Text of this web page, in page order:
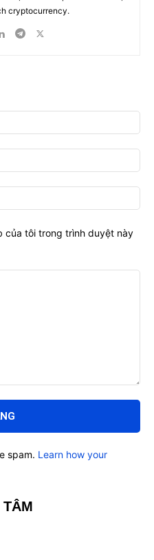
cryptocurrency.
của tôi trong trình duyệt này
spam. Learn how your
TÂM